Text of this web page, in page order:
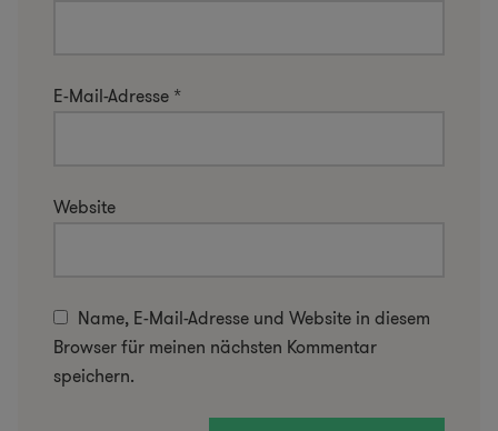
E-Mail-Adresse *
Website
Name, E-Mail-Adresse und Website in diesem
Browser für meinen nächsten Kommentar
speichern.